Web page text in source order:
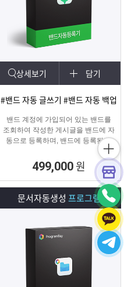
상세보기 담기
#밴드 자동 글쓰기 #밴드 자동 백업
밴드 계정에 가입되어 있는 밴드를
조회하여 작성한 게시글을 밴드에 자
동으로 등록하며, 밴드에 등록된 게
시물을 백업하여 파일로 저장하거나
다른 계정의 밴드에 자동으로 글을
복사할 수 있는 프로그램입니다.
499,000 원
문서자동생성 프로그램